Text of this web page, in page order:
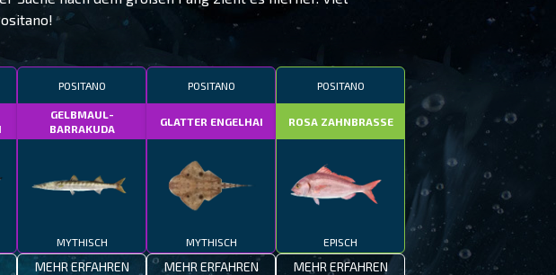
POSITANO
GELBMAUL-
BARRAKUDA
MYTHISCH
MEHR ERFAHREN
POSITANO
GLATTER ENGELHAI
MYTHISCH
MEHR ERFAHREN
POSITANO
ROSA ZAHNBRASSE
EPISCH
MEHR ERFAHREN